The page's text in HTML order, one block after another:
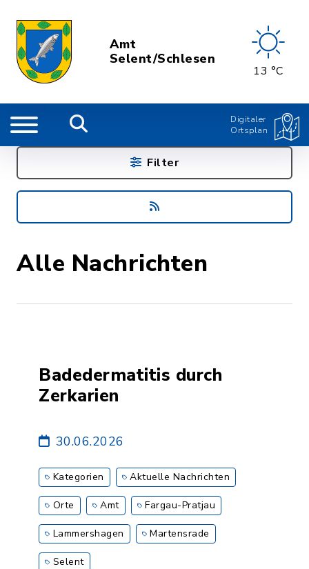
Amt
Selent/Schlesen
13 °C
Digitaler
Ortsplan
Alle Nachrichten
Badedermatitis durch
Zerkarien
30.06.2026
Kategorien Aktuelle Nachrichten
Orte Amt Fargau-Pratjau
Lammershagen Martensrade
Selent
Filter